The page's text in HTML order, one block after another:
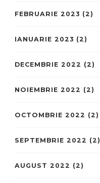
FEBRUARIE 2023 (2)
IANUARIE 2023 (2)
DECEMBRIE 2022 (2)
NOIEMBRIE 2022 (2)
OCTOMBRIE 2022 (2)
SEPTEMBRIE 2022 (2)
AUGUST 2022 (2)